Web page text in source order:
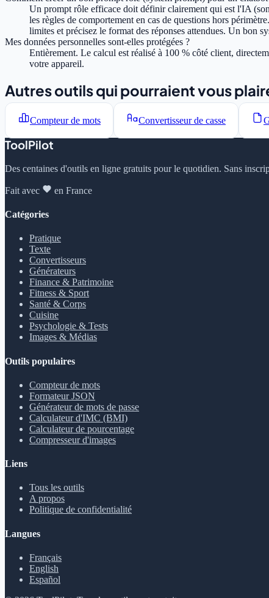
Un prompt rôle efficace doit définir clairement qui est l'IA
les règles de comportement en cas de questions hors
limites et précisez le format des réponses attendues. Un bon
Mes données personnelles sont-elles protégées ?
Entièrement. Le calcul est réalisé à 100 % côté client,
votre appareil.
Autres outils qui pourraient vous
Compteur de mots Convertisseur de casse
ToolPilot
Des centaines d'outils en ligne gratuits pour le quotidien. Sans
Fait avec en France
Catégories
Pratique
Texte
Convertisseurs
Générateurs
Finance & Patrimoine
Fitness & Sport
Santé & Corps
Cuisine
Psychologie & Tests
Images & Médias
Outils populaires
Compteur de mots
Formateur JSON
Générateur de mots de passe
Calculateur d'IMC (BMI)
Calculateur de pourcentage
Compresseur d'images
Liens
Tous les outils
A propos
Politique de confidentialité
Langues
Français
English
Español